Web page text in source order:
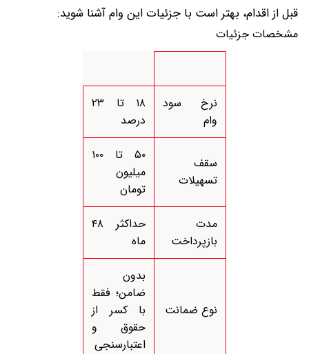
قبل از اقدام، بهتر است با جزئیات این وام آشنا شوید:
مشخصات جزئیات
نرخ سود
وام
۱۸ تا ۲۳
درصد
سقف
تسهیلات
۵۰ تا ۱۰۰
میلیون
تومان
مدت
بازپرداخت
حداکثر ۴۸
ماه
نوع ضمانت
بدون
ضامن؛ فقط
با کسر از
حقوق و
اعتبارسنجی